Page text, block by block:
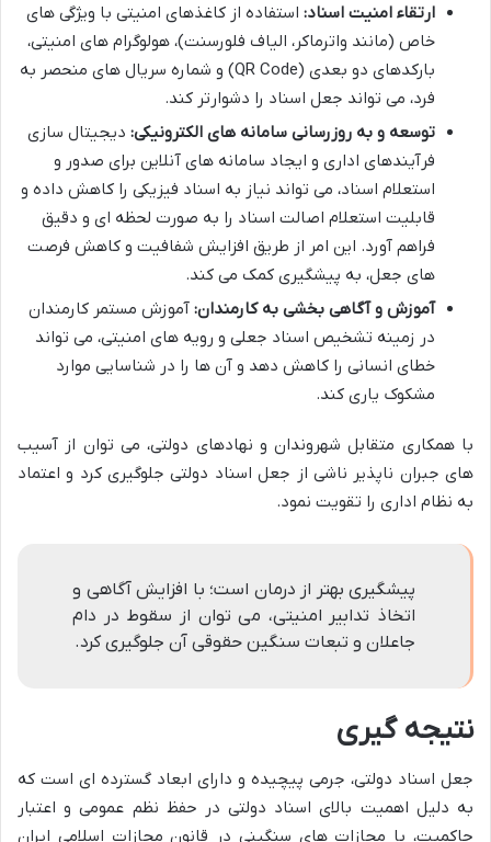
ارتقاء امنیت اسناد: استفاده از کاغذهای امنیتی با ویژگی های
خاص (مانند واترماکر، الیاف فلورسنت)، هولوگرام های امنیتی،
بارکدهای دو بعدی (QR Code) و شماره سریال های منحصر به
فرد، می تواند جعل اسناد را دشوارتر کند.
توسعه و به روزرسانی سامانه های الکترونیکی: دیجیتال سازی
فرآیندهای اداری و ایجاد سامانه های آنلاین برای صدور و
استعلام اسناد، می تواند نیاز به اسناد فیزیکی را کاهش داده و
قابلیت استعلام اصالت اسناد را به صورت لحظه ای و دقیق
فراهم آورد. این امر از طریق افزایش شفافیت و کاهش فرصت
های جعل، به پیشگیری کمک می کند.
آموزش و آگاهی بخشی به کارمندان: آموزش مستمر کارمندان
در زمینه تشخیص اسناد جعلی و رویه های امنیتی، می تواند
خطای انسانی را کاهش دهد و آن ها را در شناسایی موارد
مشکوک یاری کند.
با همکاری متقابل شهروندان و نهادهای دولتی، می توان از آسیب
های جبران ناپذیر ناشی از جعل اسناد دولتی جلوگیری کرد و اعتماد
به نظام اداری را تقویت نمود.
پیشگیری بهتر از درمان است؛ با افزایش آگاهی و
اتخاذ تدابیر امنیتی، می توان از سقوط در دام
جاعلان و تبعات سنگین حقوقی آن جلوگیری کرد.
نتیجه گیری
جعل اسناد دولتی، جرمی پیچیده و دارای ابعاد گسترده ای است که
به دلیل اهمیت بالای اسناد دولتی در حفظ نظم عمومی و اعتبار
حاکمیت، با مجازات های سنگینی در قانون مجازات اسلامی ایران